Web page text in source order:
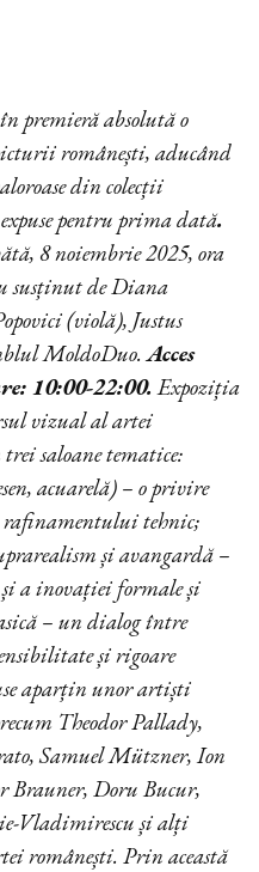
premieră absolută o
românești, aducând
din colecții
pentru prima dată.
8 noiembrie 2025, ora
susținut de Diana
(violă), Justus
MoldoDuo.Acces
10:00-22:00. Expoziția
vizual al artei
saloane tematice:
acuarelă) – o privire
tehnic;
și avangardă–
a inovației formale și
– un dialog între
și rigoare
aparțin unor artiști
Theodor Pallady,
Samuel Mützner, Ion
Brauner, Doru Bucur,
Vladimirescu și alți
românești. Prin această